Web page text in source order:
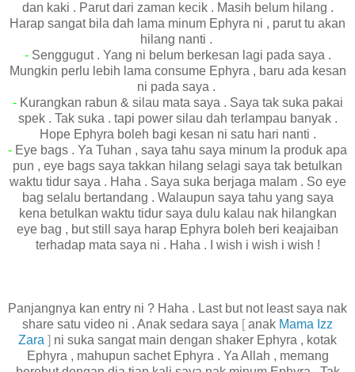
dan kaki . Parut dari zaman kecik . Masih belum hilang .
Harap sangat bila dah lama minum Ephyra ni , parut tu akan
hilang nanti .
- Senggugut . Yang ni belum berkesan lagi pada saya .
Mungkin perlu lebih lama consume Ephyra , baru ada kesan
ni pada saya .
- Kurangkan rabun & silau mata saya . Saya tak suka pakai
spek . Tak suka . tapi power silau dah terlampau banyak .
Hope Ephyra boleh bagi kesan ni satu hari nanti .
- Eye bags . Ya Tuhan , saya tahu saya minum la produk apa
pun , eye bags saya takkan hilang selagi saya tak betulkan
waktu tidur saya . Haha . Saya suka berjaga malam . So eye
bag selalu bertandang . Walaupun saya tahu yang saya
kena betulkan waktu tidur saya dulu kalau nak hilangkan
eye bag , but still saya harap Ephyra boleh beri keajaiban
terhadap mata saya ni . Haha . I wish i wish i wish !
Panjangnya kan entry ni ? Haha . Last but not least saya nak
share satu video ni . Anak sedara saya [anak Mama Izz
Zara ] ni suka sangat main dengan shaker Ephyra , kotak
Ephyra , mahupun sachet Ephyra . Ya Allah , memang